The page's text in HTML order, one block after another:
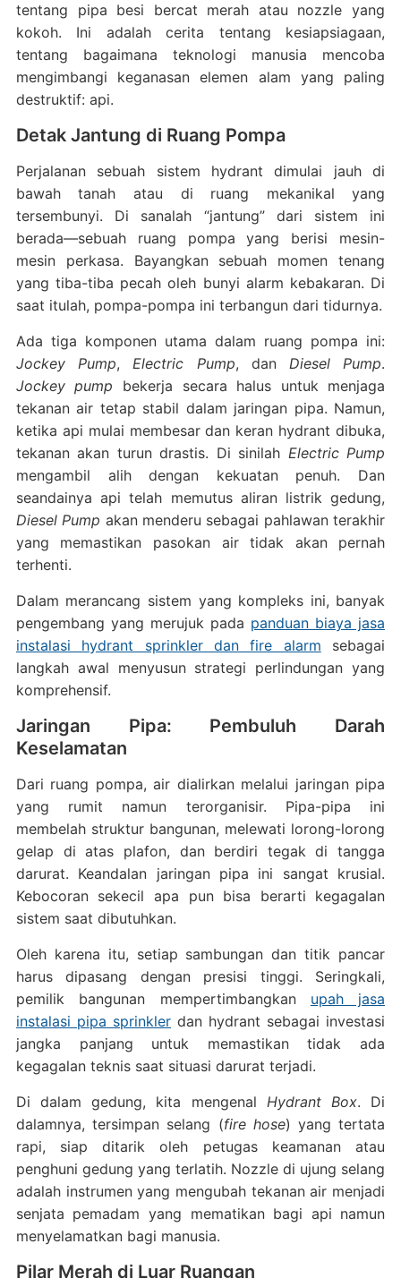
tentang pipa besi bercat merah atau nozzle yang
kokoh. Ini adalah cerita tentang kesiapsiagaan,
tentang bagaimana teknologi manusia mencoba
mengimbangi keganasan elemen alam yang paling
destruktif: api.
Detak Jantung di Ruang Pompa
Perjalanan sebuah sistem hydrant dimulai jauh di
bawah tanah atau di ruang mekanikal yang
tersembunyi. Di sanalah “jantung” dari sistem ini
berada—sebuah ruang pompa yang berisi mesin-
mesin perkasa. Bayangkan sebuah momen tenang
yang tiba-tiba pecah oleh bunyi alarm kebakaran. Di
saat itulah, pompa-pompa ini terbangun dari tidurnya.
Ada tiga komponen utama dalam ruang pompa ini:
Jockey Pump,Electric Pump, dan Diesel Pump.
Jockey pump bekerja secara halus untuk menjaga
tekanan air tetap stabil dalam jaringan pipa. Namun,
ketika api mulai membesar dan keran hydrant dibuka,
tekanan akan turun drastis. Di sinilah Electric Pump
mengambil alih dengan kekuatan penuh. Dan
seandainya api telah memutus aliran listrik gedung,
Diesel Pump akan menderu sebagai pahlawan terakhir
yang memastikan pasokan air tidak akan pernah
terhenti.
Dalam merancang sistem yang kompleks ini, banyak
pengembang yang merujuk pada panduan biaya jasa
instalasi hydrant sprinkler dan fire alarm sebagai
langkah awal menyusun strategi perlindungan yang
komprehensif.
Jaringan Pipa: Pembuluh Darah
Keselamatan
Dari ruang pompa, air dialirkan melalui jaringan pipa
yang rumit namun terorganisir. Pipa-pipa ini
membelah struktur bangunan, melewati lorong-lorong
gelap di atas plafon, dan berdiri tegak di tangga
darurat. Keandalan jaringan pipa ini sangat krusial.
Kebocoran sekecil apa pun bisa berarti kegagalan
sistem saat dibutuhkan.
Oleh karena itu, setiap sambungan dan titik pancar
harus dipasang dengan presisi tinggi. Seringkali,
pemilik bangunan mempertimbangkan upah jasa
instalasi pipa sprinklerdan hydrant sebagai investasi
jangka panjang untuk memastikan tidak ada
kegagalan teknis saat situasi darurat terjadi.
Di dalam gedung, kita mengenal Hydrant Box. Di
dalamnya, tersimpan selang (fire hose) yang tertata
rapi, siap ditarik oleh petugas keamanan atau
penghuni gedung yang terlatih. Nozzle di ujung selang
adalah instrumen yang mengubah tekanan air menjadi
senjata pemadam yang mematikan bagi api namun
menyelamatkan bagi manusia.
Pilar Merah di Luar Ruangan